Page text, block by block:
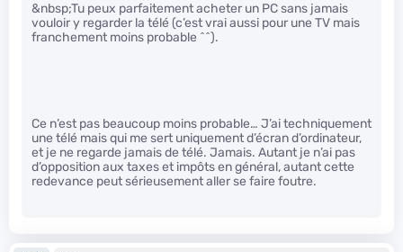
&nbsp;Tu peux parfaitement acheter un PC sans jamais
vouloir y regarder la télé (c’est vrai aussi pour une TV mais
franchement moins probable ^^).
Ce n’est pas beaucoup moins probable… J’ai techniquement
une télé mais qui me sert uniquement d’écran d’ordinateur,
et je ne regarde jamais de télé. Jamais. Autant je n’ai pas
d’opposition aux taxes et impôts en général, autant cette
redevance peut sérieusement aller se faire foutre.